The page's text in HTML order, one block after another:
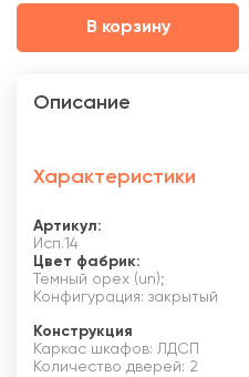
В корзину
Описание
Характеристики
Артикул:
Исп.14
Цвет фабрик:
Темный орех (un);
Конфигурация: закрытый
Конструкция
Каркас шкафов: ЛДСП
Количество дверей: 2